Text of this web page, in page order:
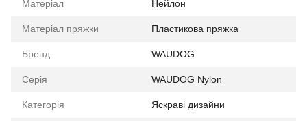
Матеріал Нейлон
Матеріал пряжки Пластикова пряжка
Бренд WAUDOG
Серія WAUDOG Nylon
Категорія Яскраві дизайни